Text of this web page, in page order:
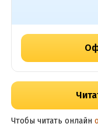
Чтобы читать онлайн